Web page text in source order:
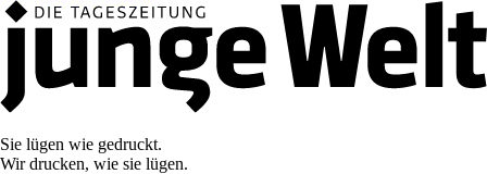
Sie lügen wie gedruckt.
Wir drucken, wie sie lügen.